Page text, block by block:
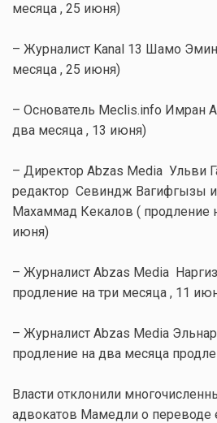
месяца , 25 июня)
– Журналист Kanal 13 Шамо
месяца , 25 июня)
– Основатель Meclis.info Имран
два месяца , 13 июня)
– Директор Abzas Media Ульви
редактор Севиндж Вагифгызы
Махаммад Кекалов ( продление
июня)
– Журналист Abzas Media
продление на три месяца , 11
– Журналист Abzas Media
продление на два месяца
Власти отклонили
адвокатов Мамедли о переводе